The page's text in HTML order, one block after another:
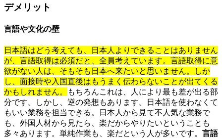
デメリット
言語や文化の壁
日本語はどう考えても、日本人よりできることはありません
が、言語取得は必須だと、全員考えています。言語取得に意
欲がない人は、そもそも日本へ来たいと思いません。しか
し、面接時や入国直後はもうまく伝わらないことが出てくる
かもしれません。
もちろんこれは、人により最も差が出る部
分です。しかし、逆の発想もあります。日本語を使わなくて
もいい業務を担当できる。日本人から見て不人気な業務で
も、外国人材から見たら、楽だからやりたいということも
多々あります。単純作業も、楽だという人が多いです。 言語